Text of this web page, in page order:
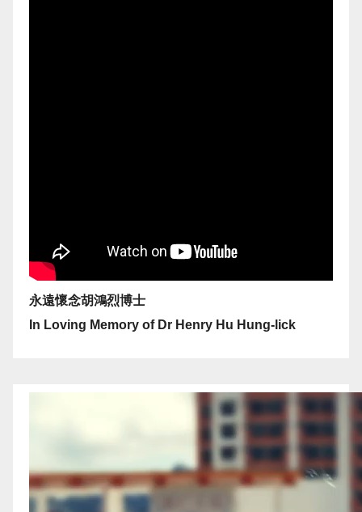
永遠懷念胡鴻烈博士
In Loving Memory of Dr Henry Hu Hung-lick